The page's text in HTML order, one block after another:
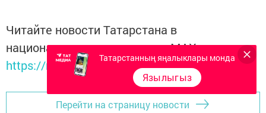
Читайте новости Татарстана в
национальном мессенджере MАХ:
https://max.ru/tatmedia
Перейти на страницу новости
Татарстанның яңалыклары монда
Язылыгыз